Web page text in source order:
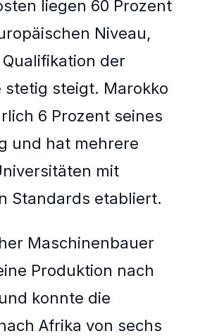
liegen 60 Prozent
Niveau,
der
stetig steigt. Marokko
6 Prozent seines
und hat mehrere
mit
Standards etabliert.
Maschinenbauer
Produktion nach
konnte die
Afrika von sechs